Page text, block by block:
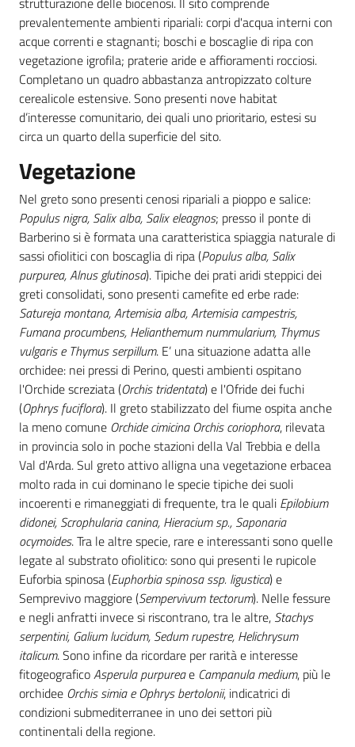
prevalentemente ambienti ripariali: corpi d'acqua interni con
acque correnti e stagnanti; boschi e boscaglie di ripa con
vegetazione igrofila; praterie aride e affioramenti rocciosi.
Completano un quadro abbastanza antropizzato colture
cerealicole estensive. Sono presenti nove habitat
d’interesse comunitario, dei quali uno prioritario, estesi su
circa un quarto della superficie del sito.
Vegetazione
Nel greto sono presenti cenosi ripariali a pioppo e salice:
Populus nigra, Salix alba, Salix eleagnos; presso il ponte di
Barberino si è formata una caratteristica spiaggia naturale di
sassi ofiolitici con boscaglia di ripa (Populus alba, Salix
purpurea, Alnus glutinosa). Tipiche dei prati aridi steppici dei
greti consolidati, sono presenti camefite ed erbe rade:
Satureja montana, Artemisia alba, Artemisia campestris,
Fumana procumbens, Helianthemum nummularium, Thymus
vulgaris e Thymus serpillum. E’ una situazione adatta alle
orchidee: nei pressi di Perino, questi ambienti ospitano
l'Orchide screziata (Orchis tridentata) e l'Ofride dei fuchi
(Ophrys fuciflora). Il greto stabilizzato del fiume ospita anche
la meno comune Orchide cimicina Orchis coriophora, rilevata
in provincia solo in poche stazioni della Val Trebbia e della
Val d'Arda. Sul greto attivo alligna una vegetazione erbacea
molto rada in cui dominano le specie tipiche dei suoli
incoerenti e rimaneggiati di frequente, tra le quali Epilobium
didonei, Scrophularia canina, Hieracium sp., Saponaria
ocymoides. Tra le altre specie, rare e interessanti sono quelle
legate al substrato ofiolitico: sono qui presenti le rupicole
Euforbia spinosa (Euphorbia spinosa ssp. ligustica) e
Semprevivo maggiore (Sempervivum tectorum). Nelle fessure
e negli anfratti invece si riscontrano, tra le altre, Stachys
serpentini, Galium lucidum, Sedum rupestre, Helichrysum
italicum. Sono infine da ricordare per rarità e interesse
fitogeograficoAsperula purpureae Campanula medium, più le
orchidee Orchis simia e Ophrys bertolonii, indicatrici di
condizioni submediterranee in uno dei settori più
continentali della regione.